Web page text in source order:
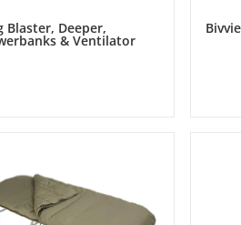
Blaster, Deeper,
& Ventilator